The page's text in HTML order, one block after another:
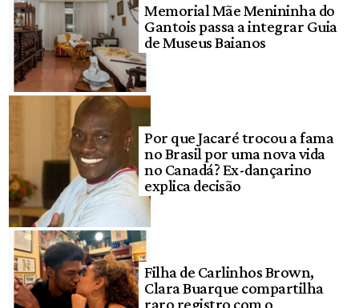
Memorial Mãe Menininha do
Gantois passa a integrar Guia
de Museus Baianos
Por que Jacaré trocou a fama
no Brasil por uma nova vida
no Canadá? Ex-dançarino
explica decisão
Filha de Carlinhos Brown,
Clara Buarque compartilha
raro registro com o